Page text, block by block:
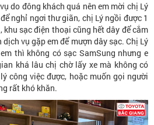
do đông khách quá nên em mời chị Lý
nghỉ ngơi thư giãn, chị Lý ngồi được 1
sạc điện thoại cũng hết dây để cắm
vụ gặp em để mượn dây sạc. Chị Lý
thì không có sạc SamSung nhưng e
khá lâu chị chờ lấy xe mà không có
công việc được, hoặc muốn gọi người
rất khó khăn.